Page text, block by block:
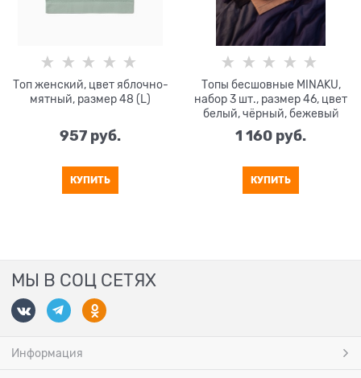
Топ женский, цвет яблочно-
мятный, размер 48 (L)
957 руб.
КУПИТЬ
Топы бесшовные MINAKU,
набор 3 шт., размер 46, цвет
белый, чёрный, бежевый
1 160 руб.
КУПИТЬ
МЫ В СОЦ СЕТЯХ
Информация